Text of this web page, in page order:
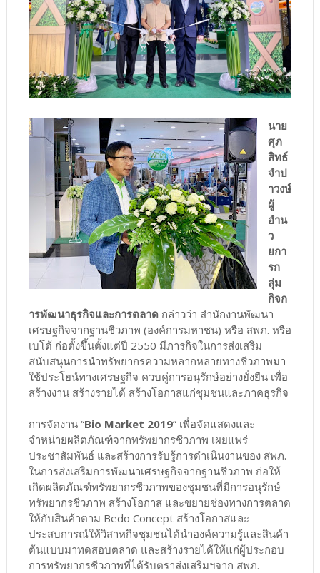
นาย
ศุภ
สิทธ์
จำป
าวงษ์
ผู้
อำน
ว
ยกา
รก
ลุ่ม
กิจก
ารพัฒนาธุรกิจและการตลาดกล่าวว่า สำนักงานพัฒนา
เศรษฐกิจจากฐานชีวภาพ (องค์การมหาชน) หรือ สพภ. หรือ
เบโด้ ก่อตั้งขึ้นตั้งแต่ปี 2550 มีภารกิจในการส่งเสริม
สนับสนุนการนำทรัพยากรความหลากหลายทางชีวภาพมา
ใช้ประโยน์ทางเศรษฐกิจ ควบคู่การอนุรักษ์อย่างยั่งยืน เพื่อ
สร้างงาน สร้างรายได้ สร้างโอกาสแก่ชุมชนและภาคธุรกิจ
การจัดงาน “Bio Market 2019” เพื่อจัดแสดงและ
จำหน่ายผลิตภัณฑ์จากทรัพยากรชีวภาพ เผยแพร่
ประชาสัมพันธ์ และสร้างการรับรู้การดำเนินงานของ สพภ.
ในการส่งเสริมการพัฒนาเศรษฐกิจจากฐานชีวภาพ ก่อให้
เกิดผลิตภัณฑ์ทรัพยากรชีวภาพของชุมชนที่มีการอนุรักษ์
ทรัพยากรชีวภาพ สร้างโอกาส และขยายช่องทางการตลาด
ให้กับสินค้าตาม Bedo Concept สร้างโอกาสและ
ประสบการณ์ให้วิสาหกิจชุมชนได้นำองค์ความรู้และสินค้า
ต้นแบบมาทดสอบตลาด และสร้างรายได้ให้แก่ผู้ประกอบ
การทรัพยากรชีวภาพที่ได้รับตราส่งเสริมฯจาก สพภ.